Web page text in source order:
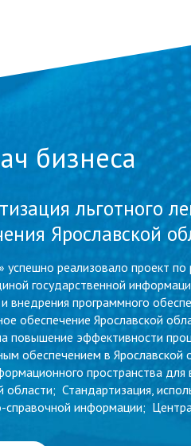
бизнеса
льготного
Ярославской
реализовало проект по
государственной
внедрения программного
обеспечение Ярославской
повышение эффективности
обеспечением в
пространства для
области; Стандартизация,
справочной информации;